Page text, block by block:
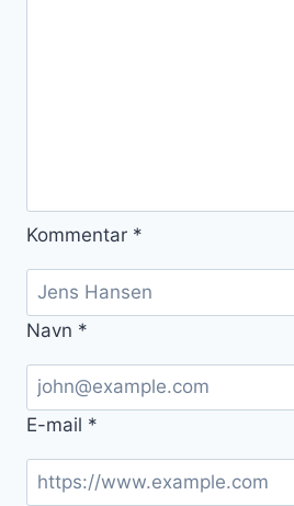
Kommentar *
Navn *
E-mail *